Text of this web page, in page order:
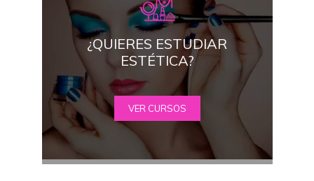
¿QUIERES ESTUDIAR
ESTÉTICA?
VER CURSOS